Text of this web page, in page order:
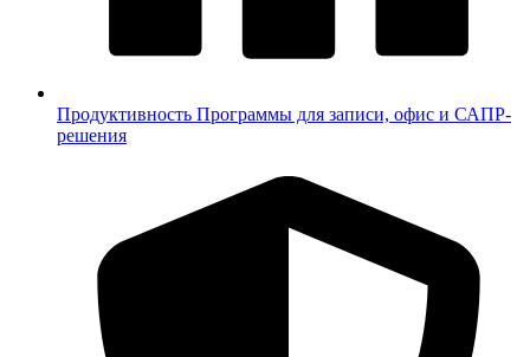
Продуктивность Программы для записи, офис и САПР-
решения